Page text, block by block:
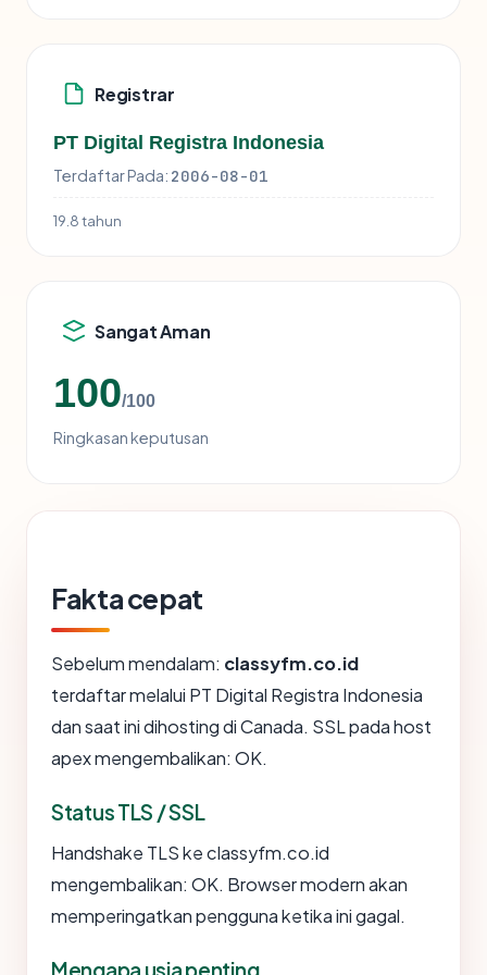
Registrar
PT Digital Registra Indonesia
Terdaftar Pada: 2006-08-01
19.8 tahun
Sangat Aman
100/100
Ringkasan keputusan
Fakta cepat
Sebelum mendalam: classyfm.co.id
terdaftar melalui PT Digital Registra Indonesia
dan saat ini dihosting di Canada. SSL pada host
apex mengembalikan: OK.
Status TLS / SSL
Handshake TLS ke classyfm.co.id
mengembalikan: OK. Browser modern akan
memperingatkan pengguna ketika ini gagal.